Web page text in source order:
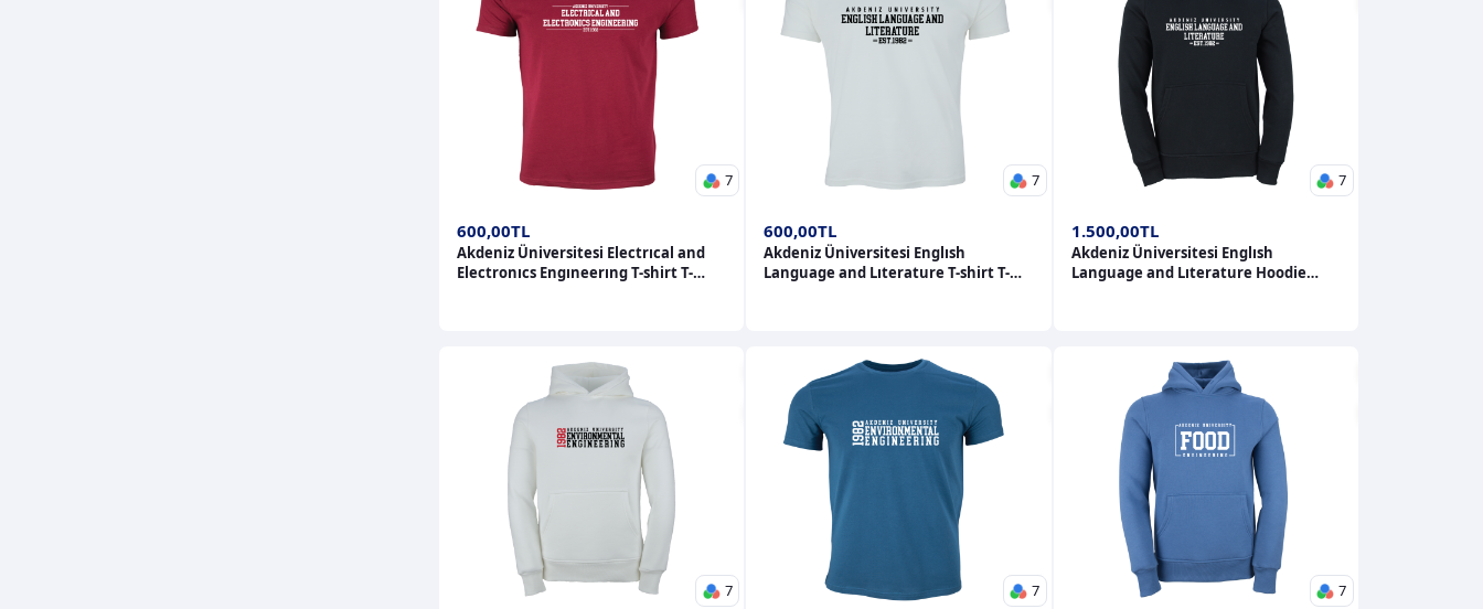
7
600,00TL
Akdeniz Üniversitesi Electrıcal and
Electronıcs Engıneerıng T-shirt T-
7
600,00TL
Akdeniz Üniversitesi Englısh
Language and Lıterature T-shirt T-
7
1.500,00TL
Akdeniz Üniversitesi Englısh
Language and Lıterature Hoodie
7 7 7